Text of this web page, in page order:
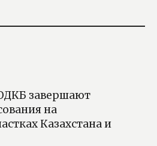
завершают
на
Казахстана и